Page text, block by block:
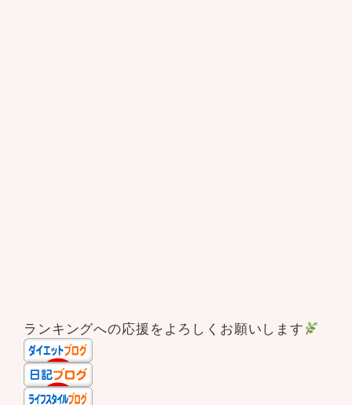
ランキングへの応援をよろしくお願いします